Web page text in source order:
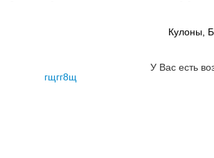
Кулоны,
У Вас есть